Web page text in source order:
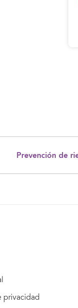
Prevención de
privacidad